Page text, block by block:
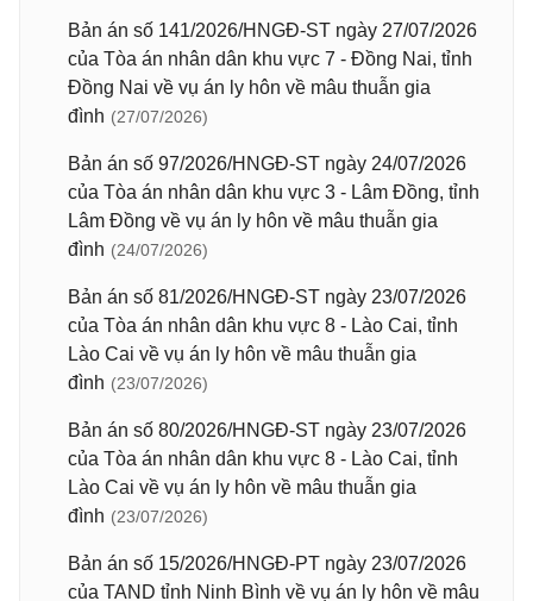
Bản án số 141/2026/HNGĐ-ST ngày 27/07/2026
của Tòa án nhân dân khu vực 7 - Đồng Nai, tỉnh
Đồng Nai về vụ án ly hôn về mâu thuẫn gia
đình (27/07/2026)
Bản án số 97/2026/HNGĐ-ST ngày 24/07/2026
của Tòa án nhân dân khu vực 3 - Lâm Đồng, tỉnh
Lâm Đồng về vụ án ly hôn về mâu thuẫn gia
đình (24/07/2026)
Bản án số 81/2026/HNGĐ-ST ngày 23/07/2026
của Tòa án nhân dân khu vực 8 - Lào Cai, tỉnh
Lào Cai về vụ án ly hôn về mâu thuẫn gia
đình (23/07/2026)
Bản án số 80/2026/HNGĐ-ST ngày 23/07/2026
của Tòa án nhân dân khu vực 8 - Lào Cai, tỉnh
Lào Cai về vụ án ly hôn về mâu thuẫn gia
đình (23/07/2026)
Bản án số 15/2026/HNGĐ-PT ngày 23/07/2026
của TAND tỉnh Ninh Bình về vụ án ly hôn về mâu